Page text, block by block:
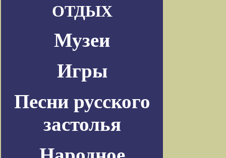
ОТДЫХ
Музеи
Игры
Песни русского
застолья